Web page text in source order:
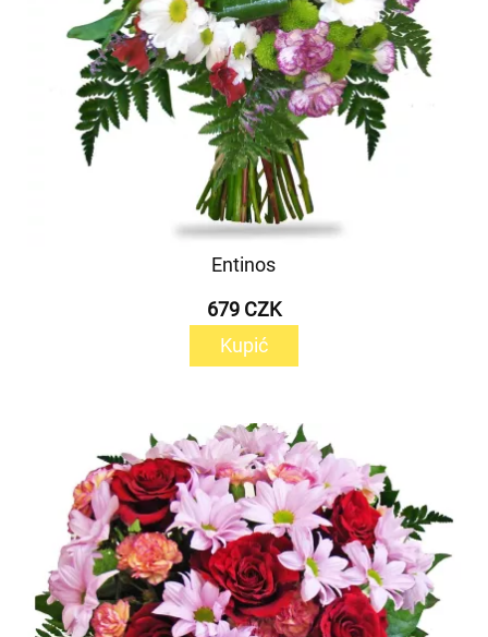
Entinos
679 CZK
Kupić